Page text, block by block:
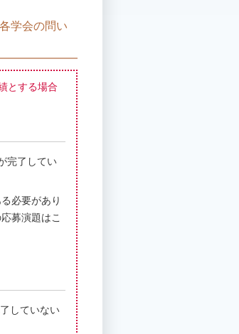
学会の問い
とする場合
完了してい
必要があり
募演題はこ
していない